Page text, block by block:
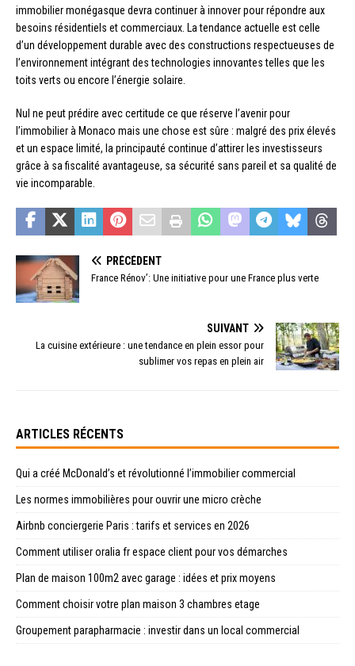
immobilier monégasque devra continuer à innover pour répondre aux
besoins résidentiels et commerciaux. La tendance actuelle est celle
d’un développement durable avec des constructions respectueuses de
l’environnement intégrant des technologies innovantes telles que les
toits verts ou encore l’énergie solaire.
Nul ne peut prédire avec certitude ce que réserve l’avenir pour
l’immobilier à Monaco mais une chose est sûre : malgré des prix élevés
et un espace limité, la principauté continue d’attirer les investisseurs
grâce à sa fiscalité avantageuse, sa sécurité sans pareil et sa qualité de
vie incomparable.
PRÉCÉDENT
France Rénov’: Une initiative pour une France plus verte
SUIVANT
La cuisine extérieure : une tendance en plein essor pour
sublimer vos repas en plein air
ARTICLES RÉCENTS
Qui a créé McDonald’s et révolutionné l’immobilier commercial
Les normes immobilières pour ouvrir une micro crèche
Airbnb conciergerie Paris : tarifs et services en 2026
Comment utiliser oralia fr espace client pour vos démarches
Plan de maison 100m2 avec garage : idées et prix moyens
Comment choisir votre plan maison 3 chambres etage
Groupement parapharmacie : investir dans un local commercial